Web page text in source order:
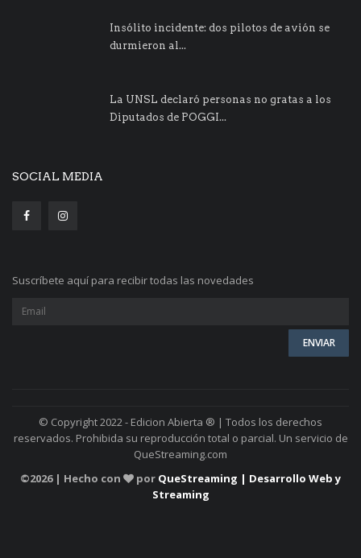
Insólito incidente: dos pilotos de avión se
durmieron al...
La UNSL declaró personas no gratas a los
Diputados de POGGI...
SOCIAL MEDIA
Suscríbete aquí para recibir todas las novedades
© Copyright 2022 - Edicion Abierta ® | Todos los derechos
reservados. Prohibida su reproducción total o parcial. Un servicio de
QueStreaming.com
©2026 | Hecho con por QueStreaming | Desarrollo Web y
Streaming